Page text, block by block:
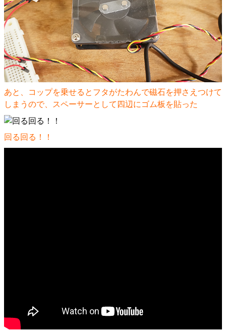
あと、コップを乗せるとフタがたわんで磁石を押さえつけて
しまうので、スペーサーとして四辺にゴム板を貼った
回る回る！！